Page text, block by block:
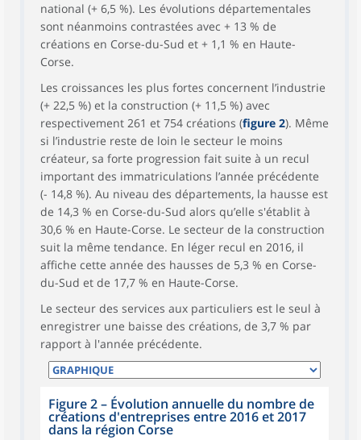
national (+ 6,5 %). Les évolutions départementales
sont néanmoins contrastées avec + 13 % de
créations en Corse-du-Sud et + 1,1 % en Haute-
Corse.
Les croissances les plus fortes concernent l’industrie
(+ 22,5 %) et la construction (+ 11,5 %) avec
respectivement 261 et 754 créations (figure 2). Même
si l’industrie reste de loin le secteur le moins
créateur, sa forte progression fait suite à un recul
important des immatriculations l’année précédente
(- 14,8 %). Au niveau des départements, la hausse est
de 14,3 % en Corse-du-Sud alors qu’elle s'établit à
30,6 % en Haute-Corse. Le secteur de la construction
suit la même tendance. En léger recul en 2016, il
affiche cette année des hausses de 5,3 % en Corse-
du-Sud et de 17,7 % en Haute-Corse.
Le secteur des services aux particuliers est le seul à
enregistrer une baisse des créations, de 3,7 % par
rapport à l'année précédente.
Figure 2– Évolution annuelle du nombre de
créations d'entreprises entre 2016 et 2017
dans la région Corse